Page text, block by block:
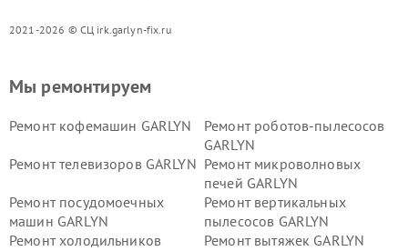
2021-2026 © СЦ irk.garlyn-fix.ru
Мы ремонтируем
Ремонт кофемашин GARLYN
Ремонт роботов-пылесосов
GARLYN
Ремонт телевизоров GARLYN Ремонт микроволновых
печей GARLYN
Ремонт посудомоечных
машин GARLYN
Ремонт вертикальных
пылесосов GARLYN
Ремонт холодильников
Ремонт вытяжек GARLYN